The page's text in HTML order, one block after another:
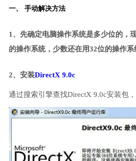
一、 手动解决方法
1、先确定电脑操作系统是多少位的，
的操作系统，少数还在用32位的操作系
2、安装DirectX 9.0c
通过搜索引擎查找DirectX 9.0c安装包